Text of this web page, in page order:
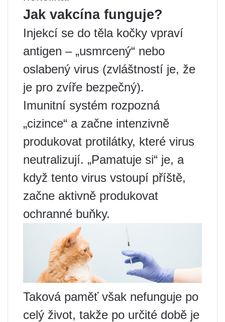
Jak vakcína funguje?
Injekcí se do těla kočky vpraví
antigen – „usmrcený“ nebo
oslabený virus (zvláštností je, že
je pro zvíře bezpečný).
Imunitní systém rozpozná
„cizince“ a začne intenzivně
produkovat protilátky, které virus
neutralizují. „Pamatuje si“ je, a
když tento virus vstoupí příště,
začne aktivně produkovat
ochranné buňky.
Taková paměť však nefunguje po
celý život, takže po určité době je